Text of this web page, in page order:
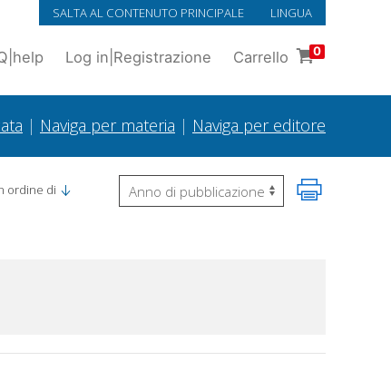
SALTA AL CONTENUTO PRINCIPALE LINGUA
help Log in Registrazione Carrello 0
| Naviga per materia | Naviga per editore
ordine di